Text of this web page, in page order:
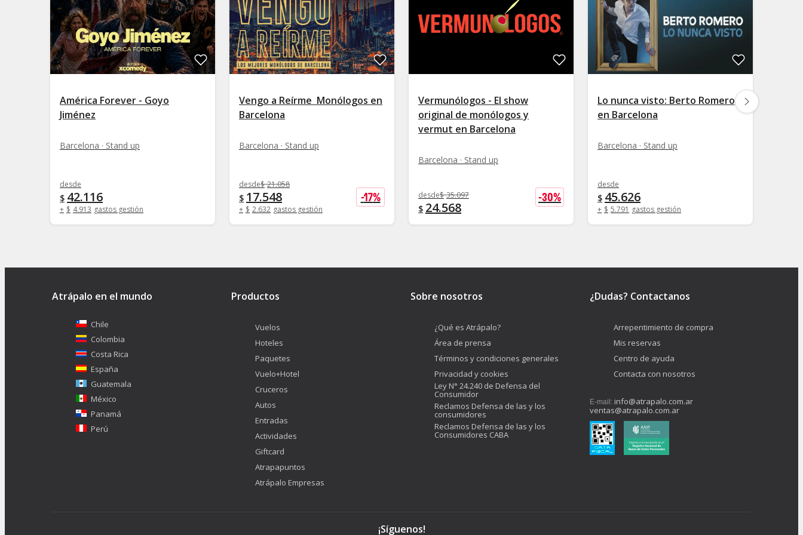
América Forever - Goyo
Jiménez
Barcelona · Stand up
desde
$ 42.116
+ $ 4.913 gastos gestión
Vengo a Reírme  Monólogos en
Barcelona
Barcelona · Stand up
desde$ 21.058
$ 17.548
+ $ 2.632 gastos gestión
-17%
Vermunólogos - El show
original de monólogos y
vermut en Barcelona
Barcelona · Stand up
desde$ 35.097
$ 24.568
-30%
Lo nunca visto: Berto Romero,
en Barcelona
Barcelona · Stand up
desde
$ 45.626
+ $ 5.791 gastos gestión
Atrápalo en el mundo
Chile
Colombia
Costa Rica
España
Guatemala
México
Panamá
Perú
Productos
Vuelos
Hoteles
Paquetes
Vuelo+Hotel
Cruceros
Autos
Entradas
Actividades
Giftcard
Atrapapuntos
Atrápalo Empresas
Sobre nosotros
¿Qué es Atrápalo?
Área de prensa
Términos y condiciones generales
Privacidad y cookies
Ley N° 24.240 de Defensa del
Consumidor
Reclamos Defensa de las y los
consumidores
Reclamos Defensa de las y los
Consumidores CABA
¿Dudas? Contactanos
Arrepentimiento de compra
Mis reservas
Centro de ayuda
Contacta con nosotros
E-mail: info@atrapalo.com.ar
ventas@atrapalo.com.ar
¡Síguenos!